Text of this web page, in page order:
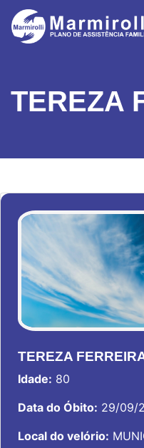
TEREZA
TEREZA
Idade: 80
Data do Óbito: 29/09/
Local do velório: